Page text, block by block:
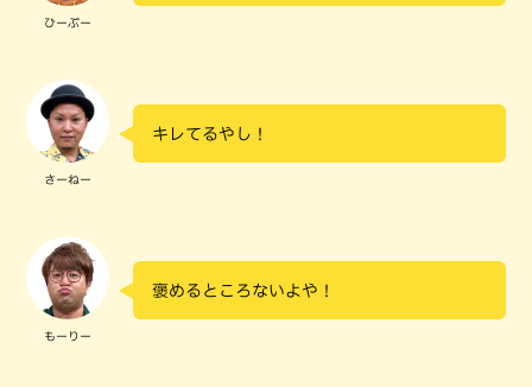
ひーぷー
さーねー
キレてるやし！
もーりー
褒めるところないよや！